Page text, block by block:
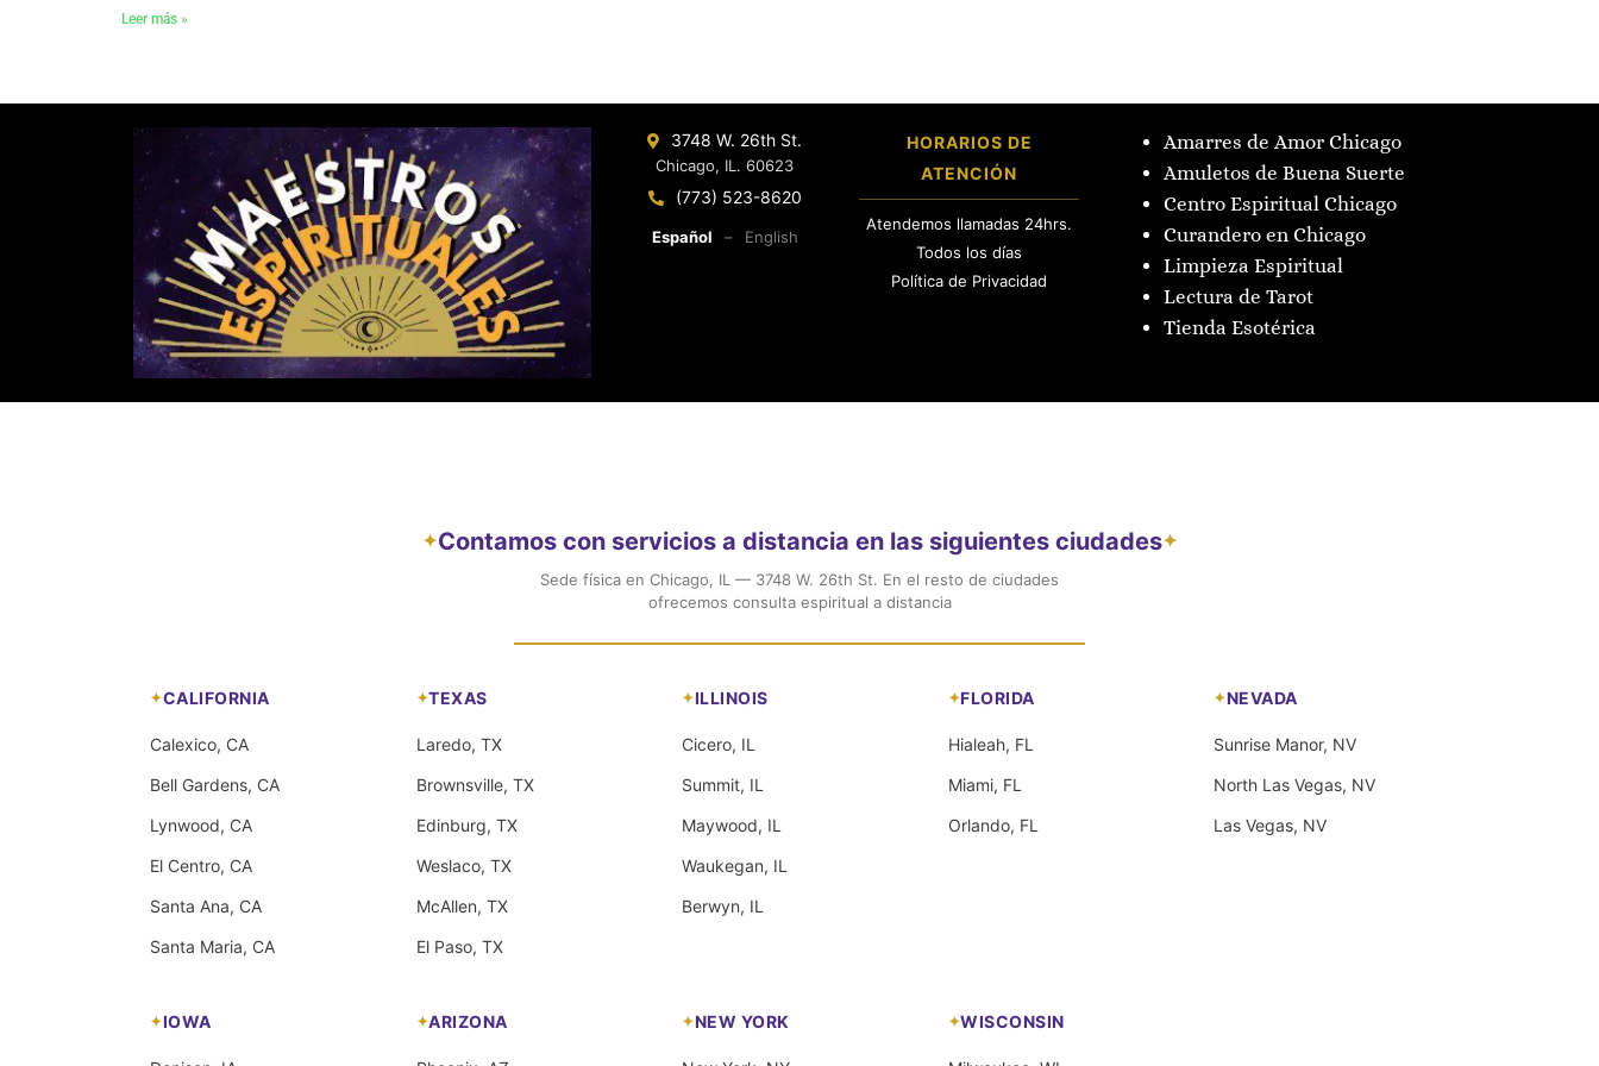
Leer más »
3748 W. 26th St.
Chicago, IL. 60623
(773) 523-8620
Español – English
HORARIOS DE
ATENCIÓN
Atendemos llamadas 24hrs.
Todos los días
Política de Privacidad
Amarres de Amor Chicago
Amuletos de Buena Suerte
Centro Espiritual Chicago
Curandero en Chicago
Limpieza Espiritual
Lectura de Tarot
Tienda Esotérica
✦Contamos con servicios a distancia en las siguientes ciudades✦
Sede física en Chicago, IL — 3748 W. 26th St. En el resto de ciudades
ofrecemos consulta espiritual a distancia
CALIFORNIA
Calexico, CA
Bell Gardens, CA
Lynwood, CA
El Centro, CA
Santa Ana, CA
Santa Maria, CA
TEXAS
Laredo, TX
Brownsville, TX
Edinburg, TX
Weslaco, TX
McAllen, TX
El Paso, TX
ILLINOIS
Cicero, IL
Summit, IL
Maywood, IL
Waukegan, IL
Berwyn, IL
FLORIDA
Hialeah, FL
Miami, FL
Orlando, FL
NEVADA
Sunrise Manor, NV
North Las Vegas, NV
Las Vegas, NV
IOWA ARIZONA NEW YORK WISCONSIN